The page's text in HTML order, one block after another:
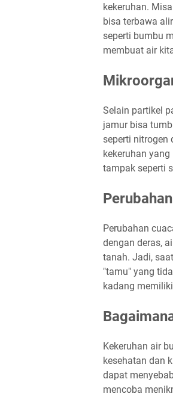
kekeruhan.
bisa terbawa
seperti bumbu
membuat air
Selain partikel
jamur bisa
seperti nitrogen
kekeruhan
tampak seperti
Perubahan
dengan deras,
tanah. Jadi,
"tamu" yang
kadang
Kekeruhan air
kesehatan dan
dapat
mencoba